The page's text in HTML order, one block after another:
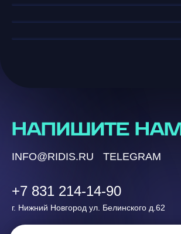
НАПИШИТЕ НАМ
INFO@RIDIS.RU TELEGRAM
+7 831 214-14-90
г. Нижний Новгород ул. Белинского д.62